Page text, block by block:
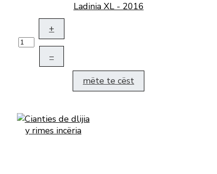
Ladinia XL - 2016
+
–
mëte te cëst